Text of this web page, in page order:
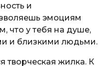
и
эмоциям
что у тебя на душе,
и близкими людьми.
творческая жилка. К